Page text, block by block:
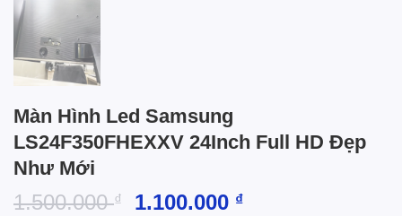
Màn Hình Led Samsung
LS24F350FHEXXV 24Inch Full HD Đẹp
Như Mới
1.500.000₫
Giá
1.100.000 ₫Giá